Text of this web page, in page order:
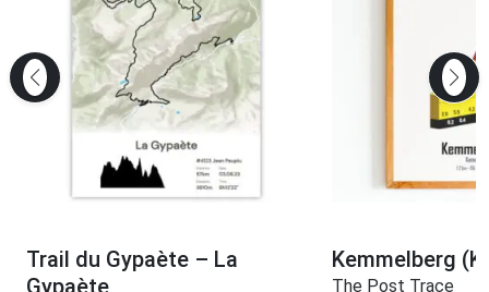
Trail du Gypaète – La
Kemmelberg
The Post Trace